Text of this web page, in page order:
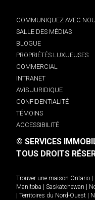
COMMUNIQUEZ AVEC
SALLE DES MÉDIAS
BLOGUE
PROPRIÉTÉS LUXUEUSES
COMMERCIAL
INTRANET
AVIS JURIDIQUE
CONFIDENTIALITÉ
TÉMOINS
ACCESSIBILITÉ
© SERVICES
TOUS DROITS
Trouver une maison Ontario
Manitoba
Saskatchewan
Territoires du Nord-Ouest